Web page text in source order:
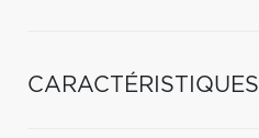
CARACTÉRISTIQUES